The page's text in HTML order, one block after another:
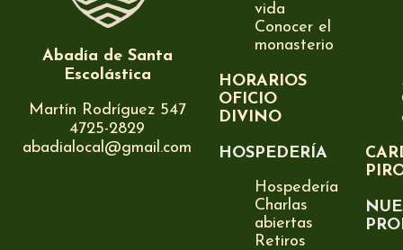
Abadía de Santa
Escolástica
Martín Rodríguez 547
4725-2829
abadialocal@gmail.com
vida
Conocer el
monasterio
HORARIOS
OFICIO
DIVINO
HOSPEDERÍA
Hospedería
Charlas
abiertas
Retiros